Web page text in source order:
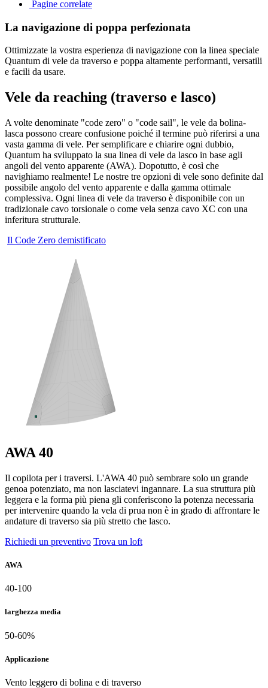
Pagine correlate
La navigazione di poppa perfezionata
Ottimizzate la vostra esperienza di navigazione con la linea speciale
Quantum di vele da traverso e poppa altamente performanti, versatili
e facili da usare.
Vele da reaching (traverso e lasco)
A volte denominate "code zero" o "code sail", le vele da bolina-
lasca possono creare confusione poiché il termine può riferirsi a una
vasta gamma di vele. Per semplificare e chiarire ogni dubbio,
Quantum ha sviluppato la sua linea di vele da lasco in base agli
angoli del vento apparente (AWA). Dopotutto, è così che
navighiamo realmente! Le nostre tre opzioni di vele sono definite dal
possibile angolo del vento apparente e dalla gamma ottimale
complessiva. Ogni linea di vele da traverso è disponibile con un
tradizionale cavo torsionale o come vela senza cavo XC con una
inferitura strutturale.
Il Code Zero demistificato
AWA 40
Il copilota per i traversi. L'AWA 40 può sembrare solo un grande
genoa potenziato, ma non lasciatevi ingannare. La sua struttura più
leggera e la forma più piena gli conferiscono la potenza necessaria
per intervenire quando la vela di prua non è in grado di affrontare le
andature di traverso sia più stretto che lasco.
Richiedi un preventivo Trova un loft
AWA
40-100
larghezza media
50-60%
Applicazione
Vento leggero di bolina e di traverso